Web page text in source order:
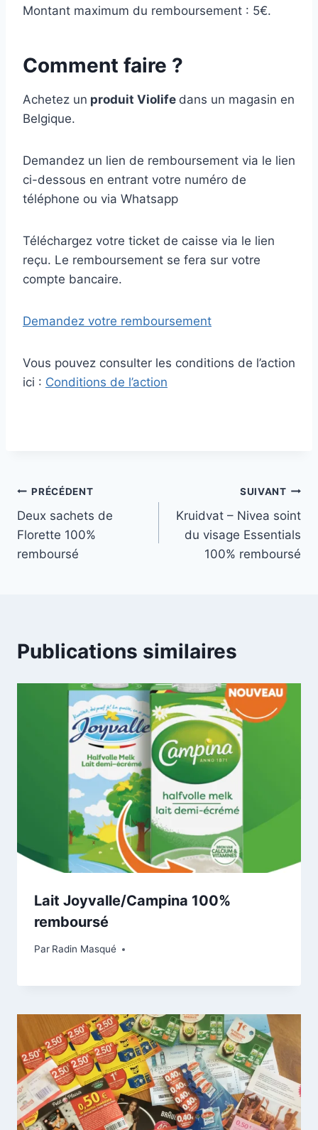
Montant maximum du remboursement : 5€.
Comment faire ?
Achetez un produit Violife dans un magasin en
Belgique.
Demandez un lien de remboursement via le lien
ci-dessous en entrant votre numéro de
téléphone ou via Whatsapp
Téléchargez votre ticket de caisse via le lien
reçu. Le remboursement se fera sur votre
compte bancaire.
Demandez votre remboursement
Vous pouvez consulter les conditions de l’action
ici : Conditions de l’action
Navigation
de
l’article
PRÉCÉDENT
Deux sachets de
Florette 100%
remboursé
SUIVANT
Kruidvat – Nivea soint
du visage Essentials
100% remboursé
Publications similaires
Lait Joyvalle/Campina 100%
remboursé
Par Radin Masqué